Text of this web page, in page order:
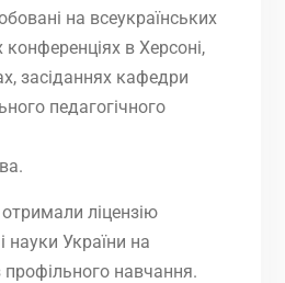
на всеукраїнських
в Херсоні,
засіданнях кафедри
педагогічного
ліцензію
науки України на
профільного навчання.